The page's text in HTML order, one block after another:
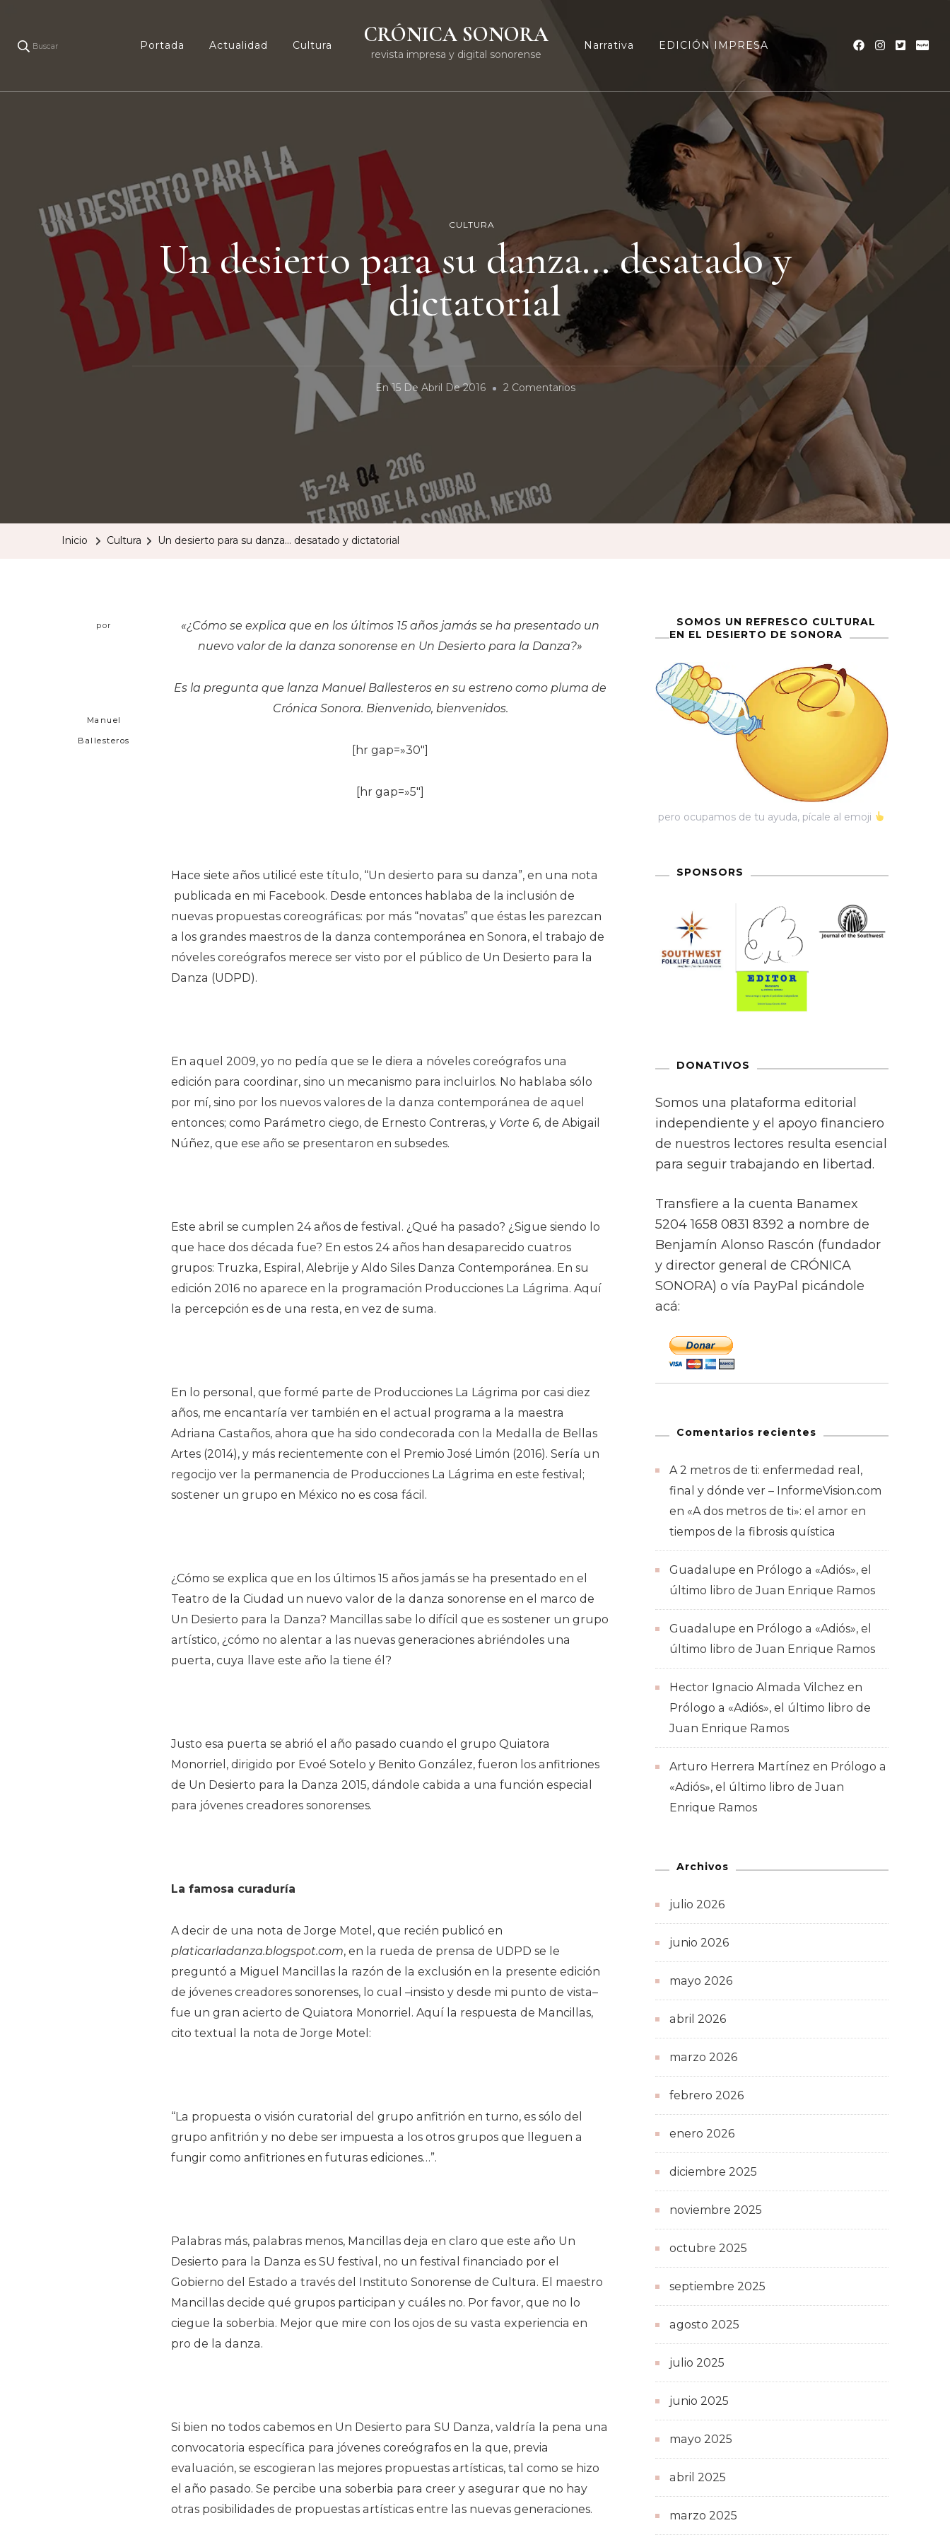
Buscar Portada Actualidad Cultura CRÓNICA SONORA
revista impresa y digital sonorense
Narrativa EDICIÓN IMPRESA
CULTURA
Un desierto para su danza… desatado y
dictatorial
En15 De Abril De 2016 2 ComentariosEn
Inicio Cultura Un desierto para su danza… desatado y dictatorial
por
Manuel
Ballesteros
«¿Cómo se explica que en los últimos 15 años jamás se ha presentado un
nuevo valor de la danza sonorense en Un Desierto para la Danza?»
Es la pregunta que lanza Manuel Ballesteros en su estreno como pluma de
Crónica Sonora. Bienvenido, bienvenidos.
[hr gap=»30″]
[hr gap=»5″]
Hace siete años utilicé este título, “Un desierto para su danza”, en una nota
publicada en mi Facebook. Desde entonces hablaba de la inclusión de
nuevas propuestas coreográficas: por más “novatas” que éstas les parezcan
a los grandes maestros de la danza contemporánea en Sonora, el trabajo de
nóveles coreógrafos merece ser visto por el público de Un Desierto para la
Danza (UDPD).
En aquel 2009, yo no pedía que se le diera a nóveles coreógrafos una
edición para coordinar, sino un mecanismo para incluirlos. No hablaba sólo
por mí, sino por los nuevos valores de la danza contemporánea de aquel
entonces; como Parámetro ciego, de Ernesto Contreras, y Vorte 6, de Abigail
Núñez, que ese año se presentaron en subsedes.
Este abril se cumplen 24 años de festival. ¿Qué ha pasado? ¿Sigue siendo lo
que hace dos década fue? En estos 24 años han desaparecido cuatros
grupos: Truzka, Espiral, Alebrije y Aldo Siles Danza Contemporánea. En su
edición 2016 no aparece en la programación Producciones La Lágrima. Aquí
la percepción es de una resta, en vez de suma.
En lo personal, que formé parte de Producciones La Lágrima por casi diez
años, me encantaría ver también en el actual programa a la maestra
Adriana Castaños, ahora que ha sido condecorada con la Medalla de Bellas
Artes (2014), y más recientemente con el Premio José Limón (2016). Sería un
regocijo ver la permanencia de Producciones La Lágrima en este festival;
sostener un grupo en México no es cosa fácil.
¿Cómo se explica que en los últimos 15 años jamás se ha presentado en el
Teatro de la Ciudad un nuevo valor de la danza sonorense en el marco de
Un Desierto para la Danza? Mancillas sabe lo difícil que es sostener un grupo
artístico, ¿cómo no alentar a las nuevas generaciones abriéndoles una
puerta, cuya llave este año la tiene él?
Justo esa puerta se abrió el año pasado cuando el grupo Quiatora
Monorriel, dirigido por Evoé Sotelo y Benito González, fueron los anfitriones
de Un Desierto para la Danza 2015, dándole cabida a una función especial
para jóvenes creadores sonorenses.
La famosa curaduría
A decir de una nota de Jorge Motel, que recién publicó en
platicarladanza.blogspot.com, en la rueda de prensa de UDPD se le
preguntó a Miguel Mancillas la razón de la exclusión en la presente edición
de jóvenes creadores sonorenses, lo cual –insisto y desde mi punto de vista–
fue un gran acierto de Quiatora Monorriel. Aquí la respuesta de Mancillas,
cito textual la nota de Jorge Motel:
“La propuesta o visión curatorial del grupo anfitrión en turno, es sólo del
grupo anfitrión y no debe ser impuesta a los otros grupos que lleguen a
fungir como anfitriones en futuras ediciones…”.
Palabras más, palabras menos, Mancillas deja en claro que este año Un
Desierto para la Danza es SU festival, no un festival financiado por el
Gobierno del Estado a través del Instituto Sonorense de Cultura. El maestro
Mancillas decide qué grupos participan y cuáles no. Por favor, que no lo
ciegue la soberbia. Mejor que mire con los ojos de su vasta experiencia en
pro de la danza.
Si bien no todos cabemos en Un Desierto para SU Danza, valdría la pena una
convocatoria específica para jóvenes coreógrafos en la que, previa
evaluación, se escogieran las mejores propuestas artísticas, tal como se hizo
el año pasado. Se percibe una soberbia para creer y asegurar que no hay
otras posibilidades de propuestas artísticas entre las nuevas generaciones.
SOMOS UN REFRESCO CULTURAL
EN EL DESIERTO DE SONORA
pero ocupamos de tu ayuda, pícale al emoji
SPONSORS
DONATIVOS
Somos una plataforma editorial
independiente y el apoyo financiero
de nuestros lectores resulta esencial
para seguir trabajando en libertad.
Transfiere a la cuenta Banamex
5204 1658 0831 8392 a nombre de
Benjamín Alonso Rascón (fundador
y director general de CRÓNICA
SONORA) o vía PayPal picándole
acá:
Comentarios recientes
A 2 metros de ti: enfermedad real,
final y dónde ver – InformeVision.com
en «A dos metros de ti»: el amor en
tiempos de la fibrosis quística
Guadalupe en Prólogo a «Adiós», el
último libro de Juan Enrique Ramos
Guadalupe en Prólogo a «Adiós», el
último libro de Juan Enrique Ramos
Hector Ignacio Almada Vilchez en
Prólogo a «Adiós», el último libro de
Juan Enrique Ramos
Arturo Herrera Martínez en Prólogo a
«Adiós», el último libro de Juan
Enrique Ramos
Archivos
julio 2026
junio 2026
mayo 2026
abril 2026
marzo 2026
febrero 2026
enero 2026
diciembre 2025
noviembre 2025
octubre 2025
septiembre 2025
agosto 2025
julio 2025
junio 2025
mayo 2025
abril 2025
marzo 2025